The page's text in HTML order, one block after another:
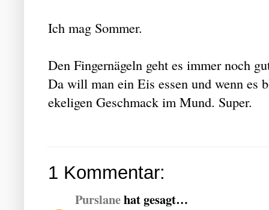
Ich mag Sommer.
Den Fingernägeln geht es immer noch
Da will man ein Eis essen und wenn es
ekeligen Geschmack im Mund. Super.
1 Kommentar:
Purslanehat gesagt…